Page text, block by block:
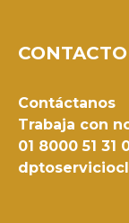
CONTACTO
Contáctanos
Trabaja con
01 8000 51 31